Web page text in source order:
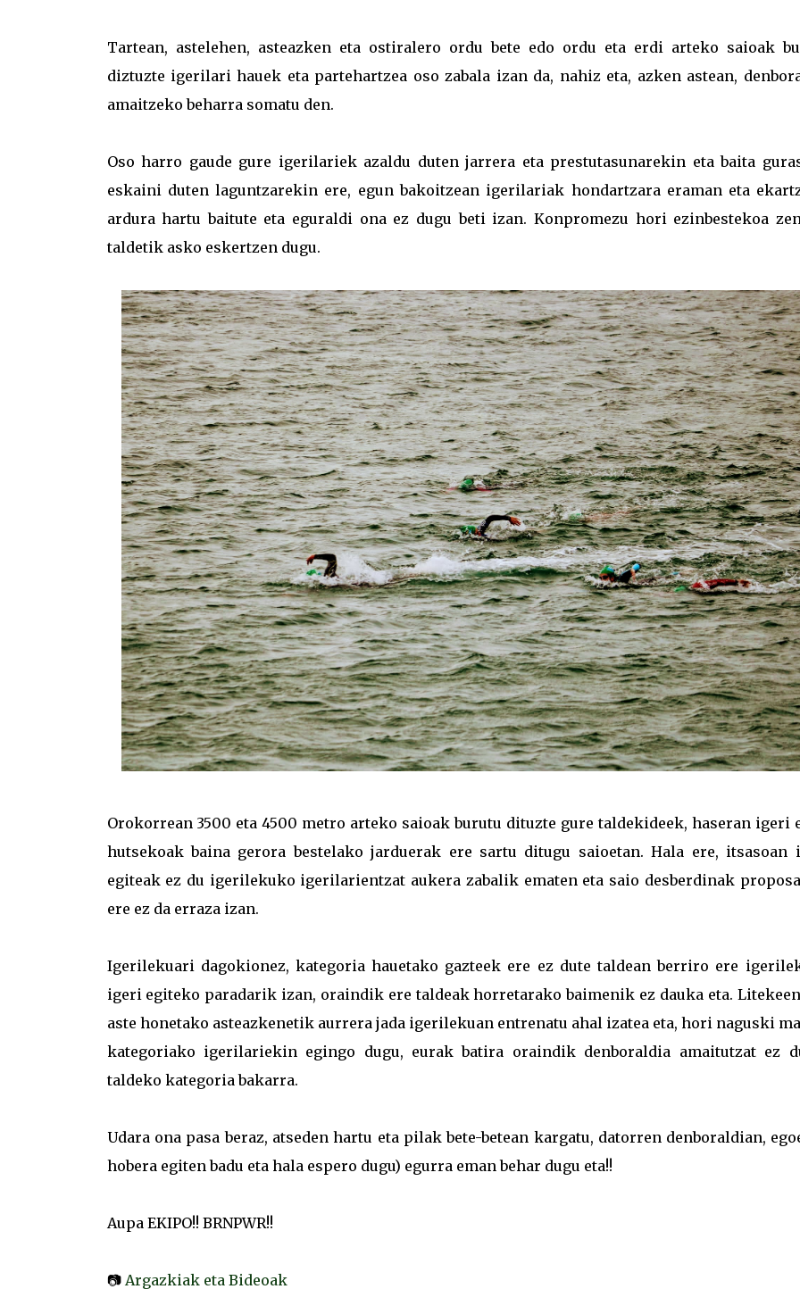
Tartean, astelehen, asteazken eta ostiralero ordu bete edo ordu eta erdi arteko saioak
diztuzte igerilari hauek eta partehartzea oso zabala izan da, nahiz eta, azken astean,
amaitzeko beharra somatu den.
Oso harro gaude gure igerilariek azaldu duten jarrera eta prestutasunarekin eta baita
eskaini duten laguntzarekin ere, egun bakoitzean igerilariak hondartzara eraman eta
ardura hartu baitute eta eguraldi ona ez dugu beti izan. Konpromezu hori ezinbestekoa
taldetik asko eskertzen dugu.
Orokorrean 3500 eta 4500 metro arteko saioak burutu dituzte gure taldekideek, haseran igeri
hutsekoak baina gerora bestelako jarduerak ere sartu ditugu saioetan. Hala ere, itsasoan
egiteak ez du igerilekuko igerilarientzat aukera zabalik ematen eta saio desberdinak
ere ez da erraza izan.
Igerilekuari dagokionez, kategoria hauetako gazteek ere ez dute taldean berriro ere
igeri egiteko paradarik izan, oraindik ere taldeak horretarako baimenik ez dauka eta.
aste honetako asteazkenetik aurrera jada igerilekuan entrenatu ahal izatea eta, hori naguski
kategoriako igerilariekin egingo dugu, eurak batira oraindik denboraldia amaitutzat ez
taldeko kategoria bakarra.
Udara ona pasa beraz, atseden hartu eta pilak bete-betean kargatu, datorren denboraldian,
hobera egiten badu eta hala espero dugu) egurra eman behar dugu eta!!
Aupa EKIPO!! BRNPWR!!
📷 Argazkiak eta Bideoak